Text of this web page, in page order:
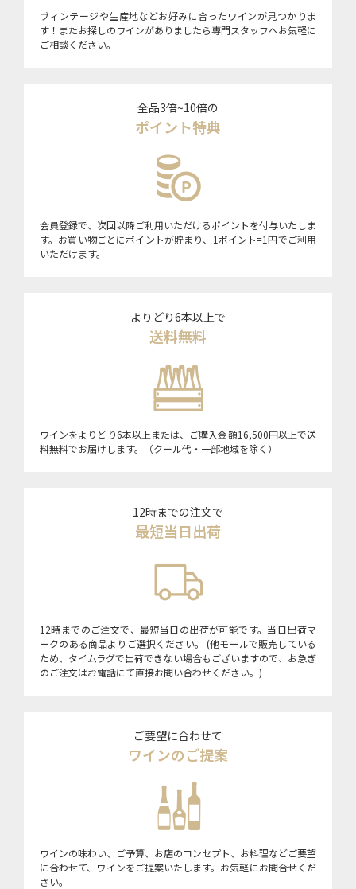
ヴィンテージや生産地などお好みに合ったワインが見つかりま
す！またお探しのワインがありましたら専門スタッフへお気軽に
ご相談ください。
全品3倍~10倍の
ポイント特典
会員登録で、次回以降ご利用いただけるポイントを付与いたしま
す。お買い物ごとにポイントが貯まり、1ポイント=1円でご利用
いただけます。
よりどり6本以上で
送料無料
ワインをよりどり6本以上または、ご購入金額16,500円以上で送
料無料でお届けします。（クール代・一部地域を除く）
12時までの注文で
最短当日出荷
12時までのご注文で、最短当日の出荷が可能です。当日出荷マ
ークのある商品よりご選択ください。 (他モールで販売している
ため、タイムラグで出荷できない場合もございますので、お急ぎ
のご注文はお電話にて直接お問い合わせください。)
ご要望に合わせて
ワインのご提案
ワインの味わい、ご予算、お店のコンセプト、お料理などご要望
に合わせて、ワインをご提案いたします。お気軽にお問合せくだ
さい。